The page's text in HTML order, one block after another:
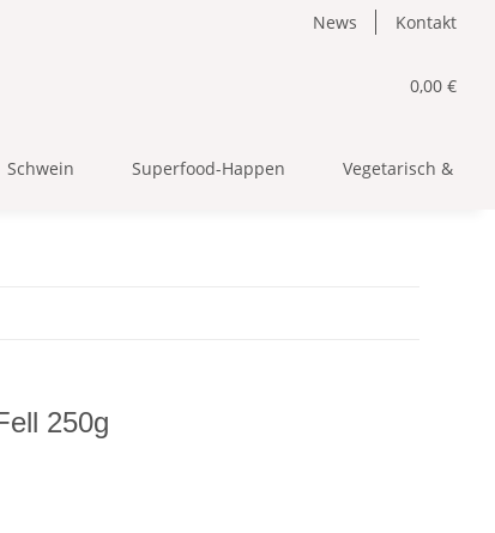
News Kontakt
0,00 €
Schwein Superfood-Happen Vegetarisch &
250g